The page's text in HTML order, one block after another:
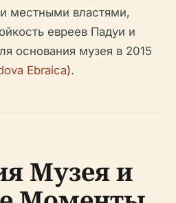
местными властями,
евреев Падуи и
основания музея в 2015
Ebraica).
Музея и